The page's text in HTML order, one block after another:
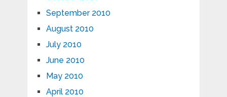
September 2010
August 2010
July 2010
June 2010
May 2010
April 2010